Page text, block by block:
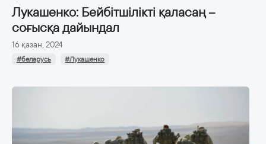
Лукашенко: Бейбітшілікті қаласаң –
соғысқа дайындал
16 қазан, 2024
#беларусь #Лукашенко